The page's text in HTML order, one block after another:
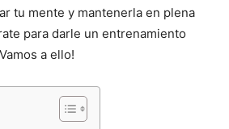
tu mente y mantenerla en plena
para darle un entrenamiento
a ello!